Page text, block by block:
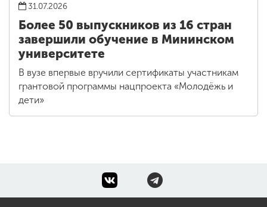
31.07.2026
Более 50 выпускников из 16 стран
завершили обучение в Мининском
университете
В вузе впервые вручили сертификаты участникам
грантовой программы нацпроекта «Молодёжь и
дети»